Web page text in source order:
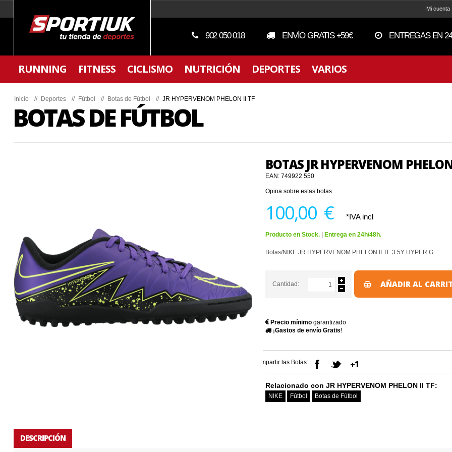
Mi cuenta
902 050 018 ENVÍO GRATIS +59€ ENTREGAS EN
RUNNING FITNESS CICLISMO NUTRICIÓN DEPORTES VARIOS
Inicio // Deportes // Fútbol // Botas de Fútbol // JR HYPERVENOM PHELON II TF
BOTAS DE FÚTBOL
BOTAS JR HYPERVENOM
EAN:749922 550
Opina sobre estas botas
100,00 € *IVA incl
Producto en Stock. Entrega en 24h/48h.
Botas/NIKE:JR HYPERVENOM PHELON II TF 3.5Y HYPER G
Cantidad: AÑADIR AL
Precio mínimo garantizado
¡Gastos de envío Gratis!
Compartir las Botas:
Relacionado con JR HYPERVENOM PHELON II TF:
NIKE Fútbol Botas de Fútbol
DESCRIPCIÓN